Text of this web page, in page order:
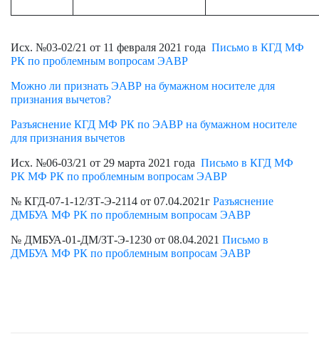
Исх. №03-02/21 от 11 февраля 2021 года Письмо в КГД МФ
РК по проблемным вопросам ЭАВР
Можно ли признать ЭАВР на бумажном носителе для
признания вычетов?
Разъяснение КГД МФ РК по ЭАВР на бумажном носителе
для признания вычетов
Исх. №06-03/21 от 29 марта 2021 года Письмо в КГД МФ
РК МФ РК по проблемным вопросам ЭАВР
№ КГД-07-1-12/ЗТ-Э-2114 от 07.04.2021г Разъяснение
ДМБУА МФ РК по проблемным вопросам ЭАВР
№ ДМБУА-01-ДМ/ЗТ-Э-1230 от 08.04.2021 Письмо в
ДМБУА МФ РК по проблемным вопросам ЭАВР